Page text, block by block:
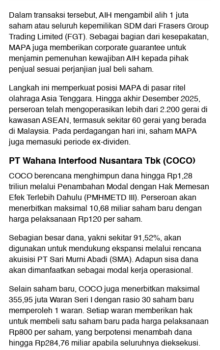
Dalam transaksi tersebut, AIH mengambil alih 1 juta
saham atau seluruh kepemilikan SDM dari Frasers Group
Trading Limited (FGT). Sebagai bagian dari kesepakatan,
MAPA juga memberikan corporate guarantee untuk
menjamin pemenuhan kewajiban AIH kepada pihak
penjual sesuai perjanjian jual beli saham.
Langkah ini memperkuat posisi MAPA di pasar ritel
olahraga Asia Tenggara. Hingga akhir Desember 2025,
perseroan telah mengoperasikan lebih dari 2.200 gerai di
kawasan ASEAN, termasuk sekitar 60 gerai yang berada
di Malaysia. Pada perdagangan hari ini, saham MAPA
juga memasuki periode ex-dividen.
PT Wahana Interfood Nusantara Tbk (COCO)
COCO berencana menghimpun dana hingga Rp1,28
triliun melalui Penambahan Modal dengan Hak Memesan
Efek Terlebih Dahulu (PMHMETD III). Perseroan akan
menerbitkan maksimal 10,68 miliar saham baru dengan
harga pelaksanaan Rp120 per saham.
Sebagian besar dana, yakni sekitar 91,52%, akan
digunakan untuk mendukung ekspansi melalui rencana
akuisisi PT Sari Murni Abadi (SMA). Adapun sisa dana
akan dimanfaatkan sebagai modal kerja operasional.
Selain saham baru, COCO juga menerbitkan maksimal
355,95 juta Waran Seri I dengan rasio 30 saham baru
memperoleh 1 waran. Setiap waran memberikan hak
untuk membeli satu saham baru pada harga pelaksanaan
Rp800 per saham, yang berpotensi menambah dana
hingga Rp284,76 miliar apabila seluruhnya dieksekusi.